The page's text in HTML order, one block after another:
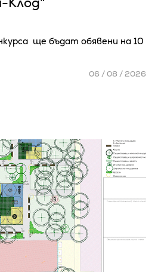
ще бъдат обявени на 10
06 / 08 / 2026